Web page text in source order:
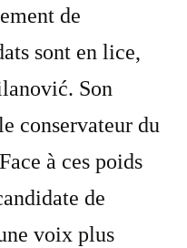
de
sont en lice,
Son
conservateur du
à ces poids
de
voix plus